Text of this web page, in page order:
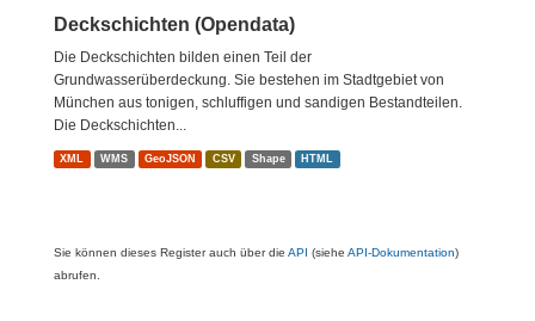
Deckschichten (Opendata)
Die Deckschichten bilden einen Teil der
Grundwasserüberdeckung. Sie bestehen im Stadtgebiet von
München aus tonigen, schluffigen und sandigen Bestandteilen.
Die Deckschichten...
XML WMS GeoJSON CSV Shape HTML
Sie können dieses Register auch über die API (siehe API-Dokumentation)
abrufen.